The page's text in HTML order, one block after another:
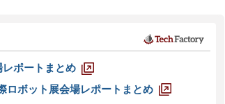
ポートまとめ
ロボット展会場レポートまとめ